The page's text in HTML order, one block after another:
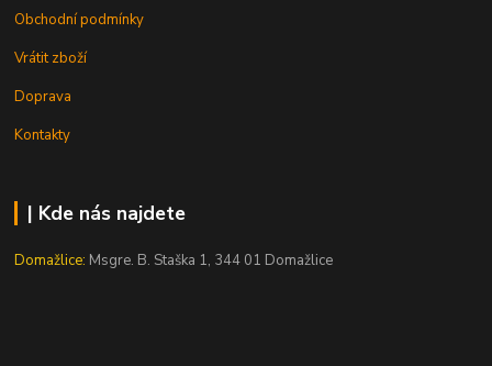
Obchodní podmínky
Vrátit zboží
Doprava
Kontakty
| Kde nás najdete
Domažlice: Msgre. B. Staška 1, 344 01 Domažlice